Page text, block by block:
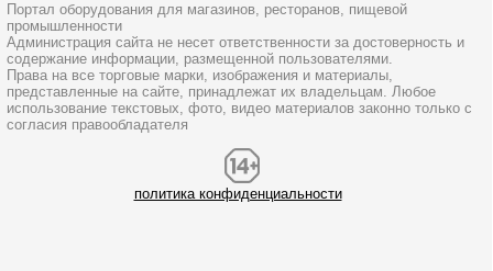
Портал оборудования для магазинов, ресторанов, пищевой
промышленности
Администрация сайта не несет ответственности за достоверность и
содержание информации, размещенной пользователями.
Права на все торговые марки, изображения и материалы,
представленные на сайте, принадлежат их владельцам. Любое
использование текстовых, фото, видео материалов законно только с
согласия правообладателя
политика конфиденциальности